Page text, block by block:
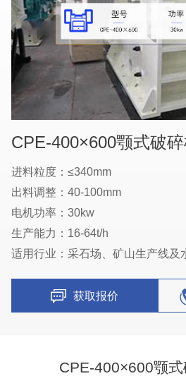
CPE-400×600颚式破
进料粒度：≤340mm
出料调整：40-100mm
电机功率：30kw
生产能力：16-64t/h
适用行业：采石场、矿山生产线及
获取报价
CPE-400×600颚